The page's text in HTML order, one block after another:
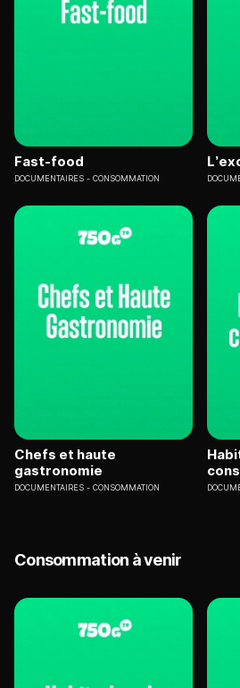
Fast-food
DOCUMENTAIRES CONSOMMATION
Chefs et haute
gastronomie
DOCUMENTAIRES CONSOMMATION
Consommation à venir